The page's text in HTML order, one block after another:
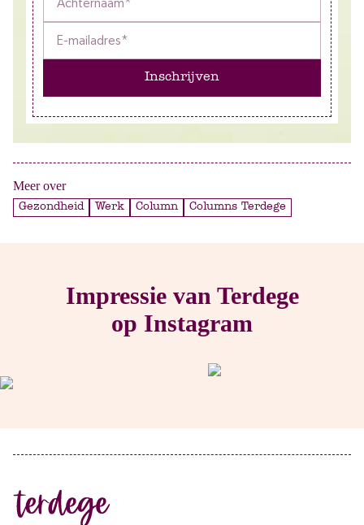
Inschrijven
Meer over
Gezondheid Werk Column Columns Terdege
Impressie van Terdege
op Instagram